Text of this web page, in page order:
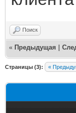
Поиск
« Предыдущая
Страницы (3): «